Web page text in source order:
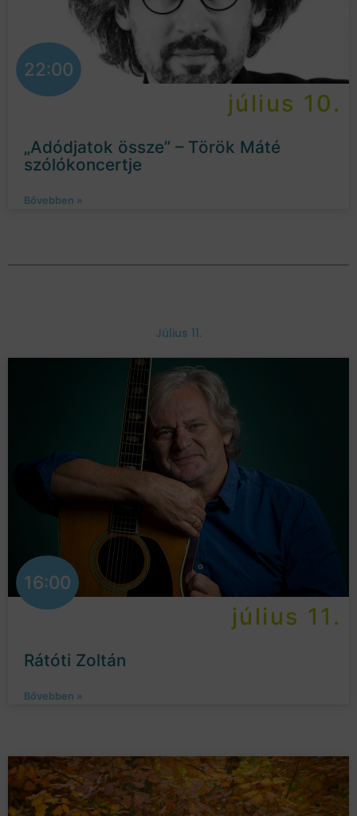
22:00
július 10.
„Adódjatok össze” – Török Máté
szólókoncertje
Bővebben »
Július 11.
16:00
július 11.
Rátóti Zoltán
Bővebben »